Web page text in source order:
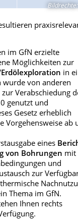
Bildrechte:
im GfN erzielte
Möglichkeiten zur
in
wurde von anderen
Verabschiedung
genutzt und
Gesetz erheblich
Vorgehensweise ab
eines
von Bohrungen mit
und
zur
Thema im GfN.
Ihnen rechts